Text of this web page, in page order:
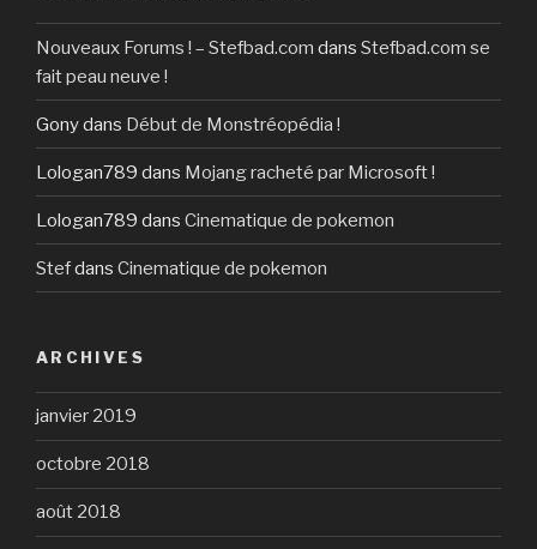
Nouveaux Forums ! – Stefbad.com dans Stefbad.com se
fait peau neuve !
Gonydans Début de Monstréopédia !
Lologan789 dans Mojang racheté par Microsoft !
Lologan789 dans Cinematique de pokemon
Stefdans Cinematique de pokemon
ARCHIVES
janvier 2019
octobre 2018
août 2018